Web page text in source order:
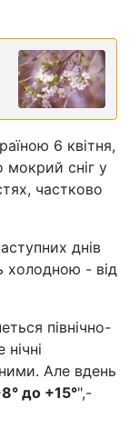
6 квітня,
мокрий сніг у
частково
днів
холодною - від
північно-
Але вдень
до +15°",-